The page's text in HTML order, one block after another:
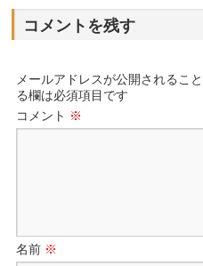
コメントを残す
メールアドレスが公開されるこ
る欄は必須項目です
コメント ※
名前 ※